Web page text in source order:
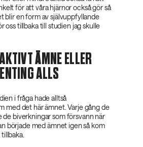
för att våra hjärnor också gör så
blir en form av självuppfyllande
oss tillbaka till studien jag skulle
ÄMNE ELLER
ALLS
i fråga hade alltså
med det här ämnet. Varje gång de
de biverkningar som försvann när
började med ämnet igen så kom